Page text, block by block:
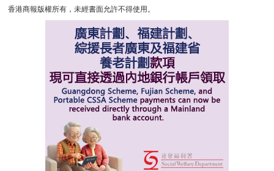
香港商報版權所有，未經書面允許不得使用。